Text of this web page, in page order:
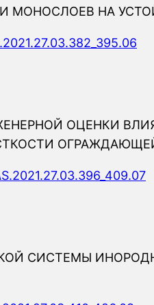
МОНОСЛОЕВ НА
ОЦЕНКИ
СИСТЕМЫ